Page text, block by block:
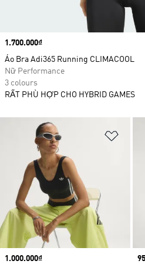
Price
1.000.000₫
Price
1.700.000₫
Áo Bra Adi365 Running CLIMACOOL
Nữ Performance
3 colours
RẤT PHÙ HỢP CHO HYBRID GAMES